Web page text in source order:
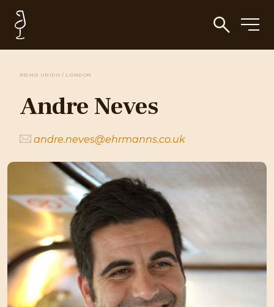
REINO UNIDO / LONDON
Andre Neves
andre.neves@ehrmanns.co.uk